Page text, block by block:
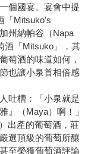
個國宴。宴會中提
「Mitsuko's
州納帕谷（Napa
酒「Mitsuko」，其
萄酒的味道如何，
也讓小泉首相倍感
吐槽：「小泉就是
』（Maya）啊！」
出產的葡萄酒，莊
選頂級的葡萄所釀
至榮獲葡萄酒評論